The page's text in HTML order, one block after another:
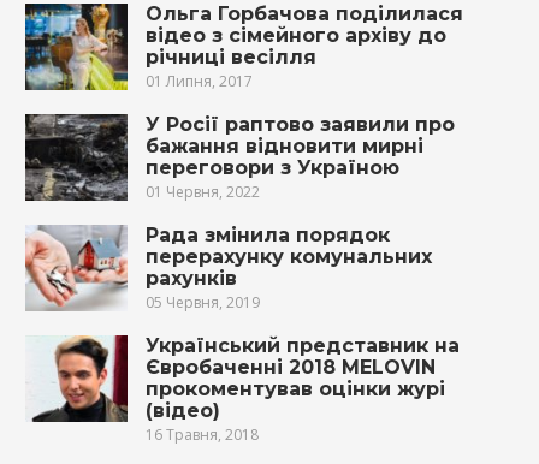
Ольга Горбачова поділилася
відео з сімейного архіву до
річниці весілля
01 Липня, 2017
У Росії раптово заявили про
бажання відновити мирні
переговори з Україною
01 Червня, 2022
Рада змінила порядок
перерахунку комунальних
рахунків
05 Червня, 2019
Український представник на
Євробаченні 2018 MELOVIN
прокоментував оцінки журі
(відео)
16 Травня, 2018